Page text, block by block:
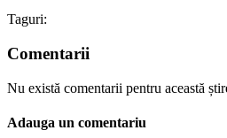
Taguri:
Comentarii
Nu există comentarii pentru această
Adauga un comentariu